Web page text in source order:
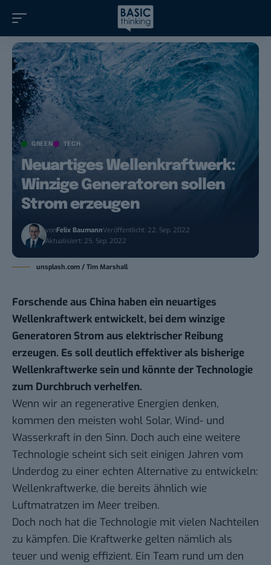
GREEN TECH
Neuartiges Wellenkraftwerk:
Winzige Generatoren sollen
Strom erzeugen
vonFelix BaumannVeröffentlicht: 22. Sep. 2022
Aktualisiert: 25. Sep. 2022
unsplash.com / Tim Marshall
Forschende aus China haben ein neuartiges
Wellenkraftwerk entwickelt, bei dem winzige
Generatoren Strom aus elektrischer Reibung
erzeugen. Es soll deutlich effektiver als bisherige
Wellenkraftwerke sein und könnte der Technologie
zum Durchbruch verhelfen.
Wenn wir an regenerative Energien denken,
kommen den meisten wohl Solar, Wind- und
Wasserkraft in den Sinn. Doch auch eine weitere
Technologie scheint sich seit einigen Jahren vom
Underdog zu einer echten Alternative zu entwickeln:
Wellenkraftwerke, die bereits ähnlich wie
Luftmatratzen im Meer treiben.
Doch noch hat die Technologie mit vielen Nachteilen
zu kämpfen. Die Kraftwerke gelten nämlich als
teuer und wenig effizient. Ein Team rund um den